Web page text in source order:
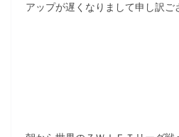
アップが遅くなりまして申し訳ご